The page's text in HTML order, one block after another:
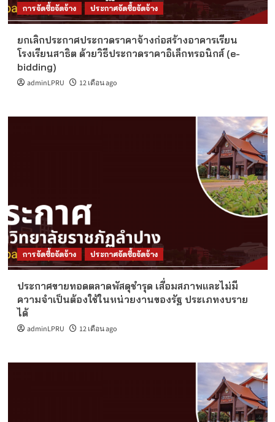
การจัดซื้อจัดจ้าง ประกาศจัดซื้อจัดจ้าง
ยกเลิกประกาศประกวดราคาจ้างก่อสร้างอาคารเรียน
โรงเรียนสาธิต ด้วยวิธีประกวดราคาอิเล็กทรอนิกส์ (e-
bidding)
adminLPRU 12 เดือน ago
การจัดซื้อจัดจ้าง ประกาศจัดซื้อจัดจ้าง
ประกาศขายทอดตลาดพัสดุชำรุด เสื่อมสภาพและไม่มี
ความจำเป็นต้องใช้ในหน่วยงานของรัฐ ประเภทงบราย
ได้
adminLPRU 12 เดือน ago